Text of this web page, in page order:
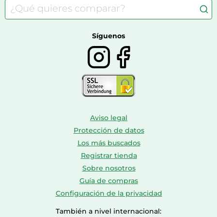
Consolas
Comida para perros
Farmacia veterinaria
Bolsos y maletas
Botas mujer
Síguenos
Aviso legal
Protección de datos
Los más buscados
Registrar tienda
Sobre nosotros
Guía de compras
Configuración de la privacidad
También a nivel internacional: